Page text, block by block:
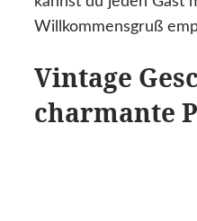
Willkommensgruß
Vintage
charmante